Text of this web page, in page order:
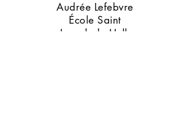
Audrée Lefebvre
École Saint
Joseph de Hull.